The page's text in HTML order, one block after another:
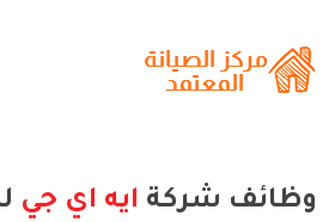
وظائف شركة ايه اي جي